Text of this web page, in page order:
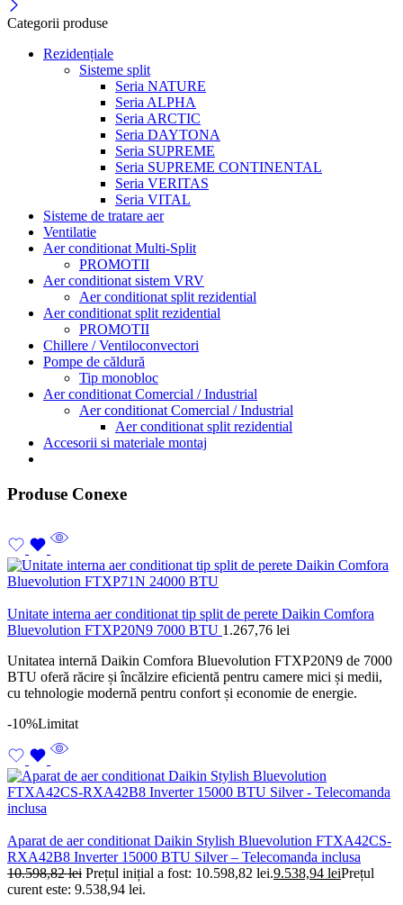
Categorii produse
Rezidențiale
Sisteme split
Seria NATURE
Seria ALPHA
Seria ARCTIC
Seria DAYTONA
Seria SUPREME
Seria SUPREME CONTINENTAL
Seria VERITAS
Seria VITAL
Sisteme de tratare aer
Ventilatie
Aer conditionat Multi-Split
PROMOTII
Aer conditionat sistem VRV
Aer conditionat split rezidential
Aer conditionat split rezidential
PROMOTII
Chillere / Ventiloconvectori
Pompe de căldură
Tip monobloc
Aer conditionat Comercial / Industrial
Aer conditionat Comercial / Industrial
Aer conditionat split rezidential
Accesorii si materiale montaj
Produse Conexe
Unitate interna aer conditionat tip split de perete Daikin Comfora
Bluevolution FTXP20N9 7000 BTU 1.267,76 lei
Unitatea internă Daikin Comfora Bluevolution FTXP20N9 de 7000
BTU oferă răcire și încălzire eficientă pentru camere mici și medii,
cu tehnologie modernă pentru confort și economie de energie.
-10%Limitat
Aparat de aer conditionat Daikin Stylish Bluevolution FTXA42CS-
RXA42B8 Inverter 15000 BTU Silver – Telecomanda inclusa
10.598,82lei Prețul inițial a fost: 10.598,82 lei.9.538,94 leiPrețul
curent este: 9.538,94 lei.